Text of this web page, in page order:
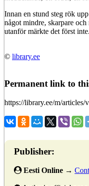
Innan en stund steg rök
något mindre, skarpare
utanför märkte det först inte.
© library.ee
Permanent link to
https://library.ee/m/
Publisher:
Eesti Online →